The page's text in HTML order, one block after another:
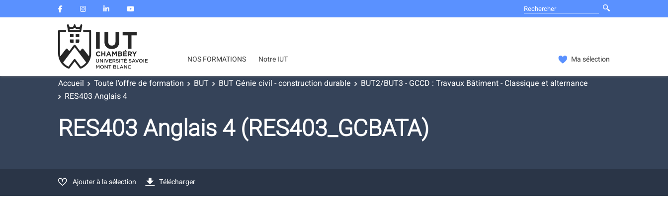
NOS FORMATIONS Notre IUT Ma sélection
Accueil Toute l'offre de formation BUT BUT Génie civil - construction durable
BUT2/BUT3 - GCCD : Travaux Bâtiment - Classique et alternance
RES403 Anglais 4
RES403 Anglais 4 (RES403_GCBATA)
Ajouter à la sélection Télécharger